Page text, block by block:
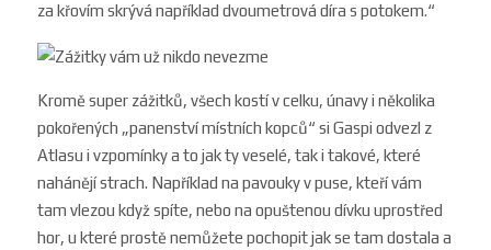
za křovím skrývá například dvoumetrová díra s potokem.“
Kromě super zážitků, všech kostí v celku, únavy i několika
pokořených „panenství místních kopců“ si Gaspi odvezl z
Atlasu i vzpomínky a to jak ty veselé, tak i takové, které
nahánějí strach. Například na pavouky v puse, kteří vám
tam vlezou když spíte, nebo na opuštenou dívku uprostřed
hor, u které prostě nemůžete pochopit jak se tam dostala a